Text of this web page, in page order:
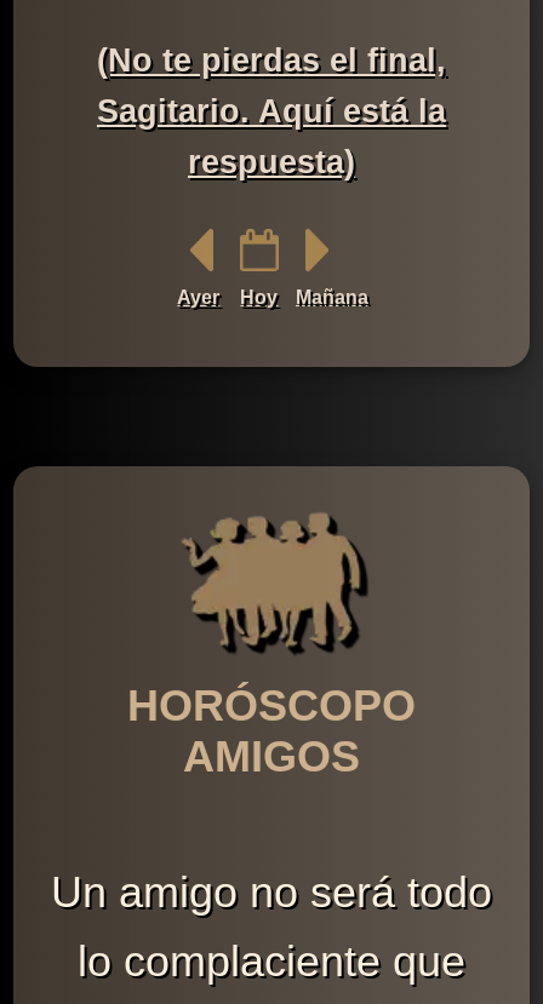
(No te pierdas el final,
Sagitario. Aquí está la
respuesta)
Ayer Hoy Mañana
HORÓSCOPO
AMIGOS
Un amigo no será todo
lo complaciente que